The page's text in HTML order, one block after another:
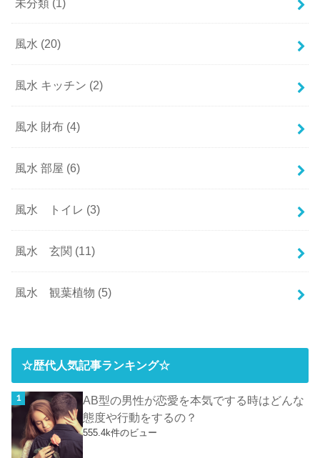
風水 (20)
風水 キッチン (2)
風水 財布 (4)
風水 部屋 (6)
風水 トイレ (3)
風水 玄関 (11)
風水 観葉植物 (5)
☆歴代人気記事ランキング☆
AB型の男性が恋愛を本気でする時はどんな
態度や行動をするの？
555.4k件のビュー